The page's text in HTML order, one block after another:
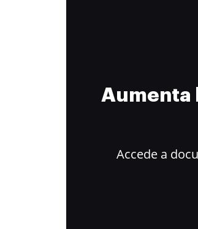
Aumenta
Accede a